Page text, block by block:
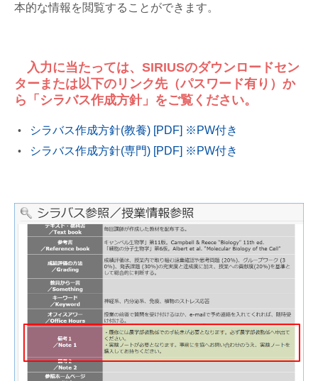
本的な情報を閲覧することができます。
入力に当たっては、SIRIUSのダウンロードセン
ターまたは以下のリンク先（パスワード有り）か
ら「シラバス作成方針」をご覧ください。
シラバス作成方針(教養) [PDF] ※PW付き
シラバス作成方針(専門) [PDF] ※PW付き